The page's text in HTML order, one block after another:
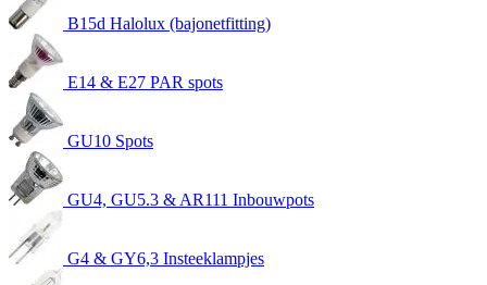
B15d Halolux (bajonetfitting)
E14 & E27 PAR spots
GU10 Spots
GU4, GU5.3 & AR111 Inbouwpots
G4 & GY6,3 Insteeklampjes